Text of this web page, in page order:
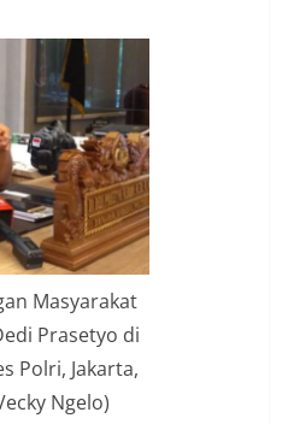
Masyarakat
Prasetyo di
Polri, Jakarta,
Ngelo)